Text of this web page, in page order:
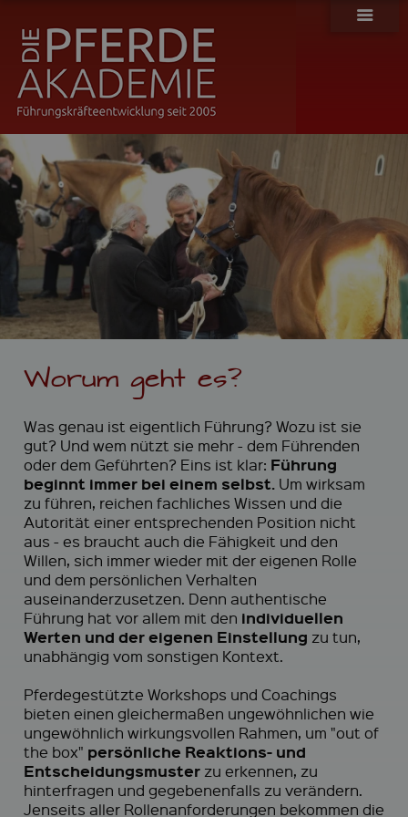
Worum geht es?
Was genau ist eigentlich Führung? Wozu ist sie
gut? Und wem nützt sie mehr - dem Führenden
oder dem Geführten? Eins ist klar: Führung
beginnt immer bei einem selbst. Um wirksam
zu führen, reichen fachliches Wissen und die
Autorität einer entsprechenden Position nicht
aus - es braucht auch die Fähigkeit und den
Willen, sich immer wieder mit der eigenen Rolle
und dem persönlichen Verhalten
auseinanderzusetzen. Denn authentische
Führung hat vor allem mit den individuellen
Werten und der eigenen Einstellung zu tun,
unabhängig vom sonstigen Kontext.
Pferdegestützte Workshops und Coachings
bieten einen gleichermaßen ungewöhnlichen wie
ungewöhnlich wirkungsvollen Rahmen, um "out of
the box" persönliche Reaktions- und
Entscheidungsmuster zu erkennen, zu
hinterfragen und gegebenenfalls zu verändern.
Jenseits aller Rollenanforderungen bekommen die